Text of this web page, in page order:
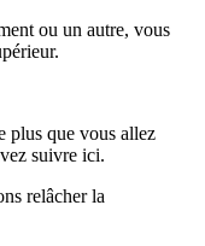
ou un autre, vous
plus que vous allez
suivre ici.
relâcher la